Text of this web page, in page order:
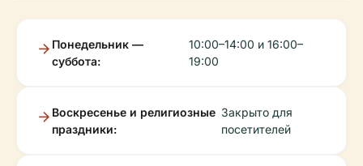
Понедельник —
суббота:
10:00–14:00 и 16:00–
19:00
Воскресенье и религиозные
праздники:
Закрыто для
посетителей